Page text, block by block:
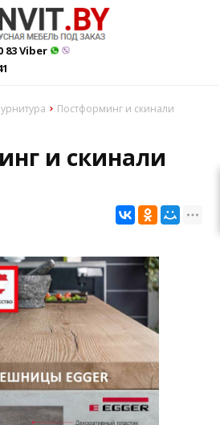
83 Viber
Постформинг и скинали
и скинали